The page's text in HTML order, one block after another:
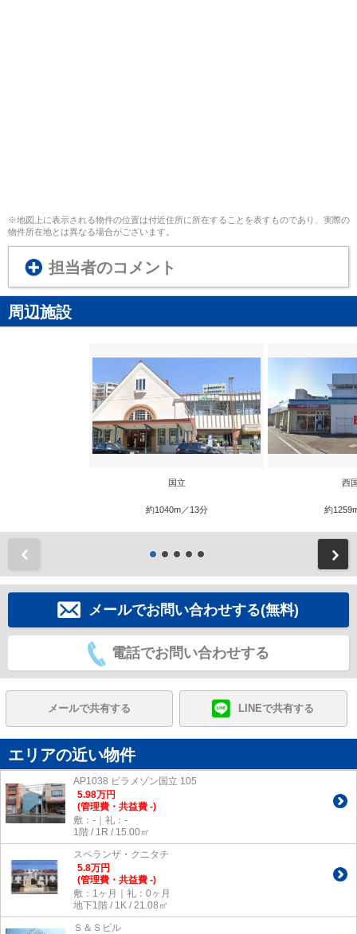
※地図上に表示される物件の位置は付近住所に所在することを表すものであり、実際の
物件所在地とは異なる場合がございます。
担当者のコメント
周辺施設
国立
約1040m／13分
西
約
メールでお問い合わせする(無料)
電話でお問い合わせする
メールで共有する LINEで共有する
エリアの近い物件
AP1038 ビラメゾン国立 105
5.98万円
(管理費・共益費 -)
敷：-｜礼：-
1階 / 1R / 15.00㎡
スペランザ・クニタチ
5.8万円
(管理費・共益費 -)
敷：1ヶ月｜礼：0ヶ月
地下1階 / 1K / 21.08㎡
Ｓ＆Ｓビル